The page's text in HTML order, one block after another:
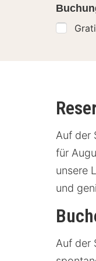
Auf der
für
unsere
und
Auf der